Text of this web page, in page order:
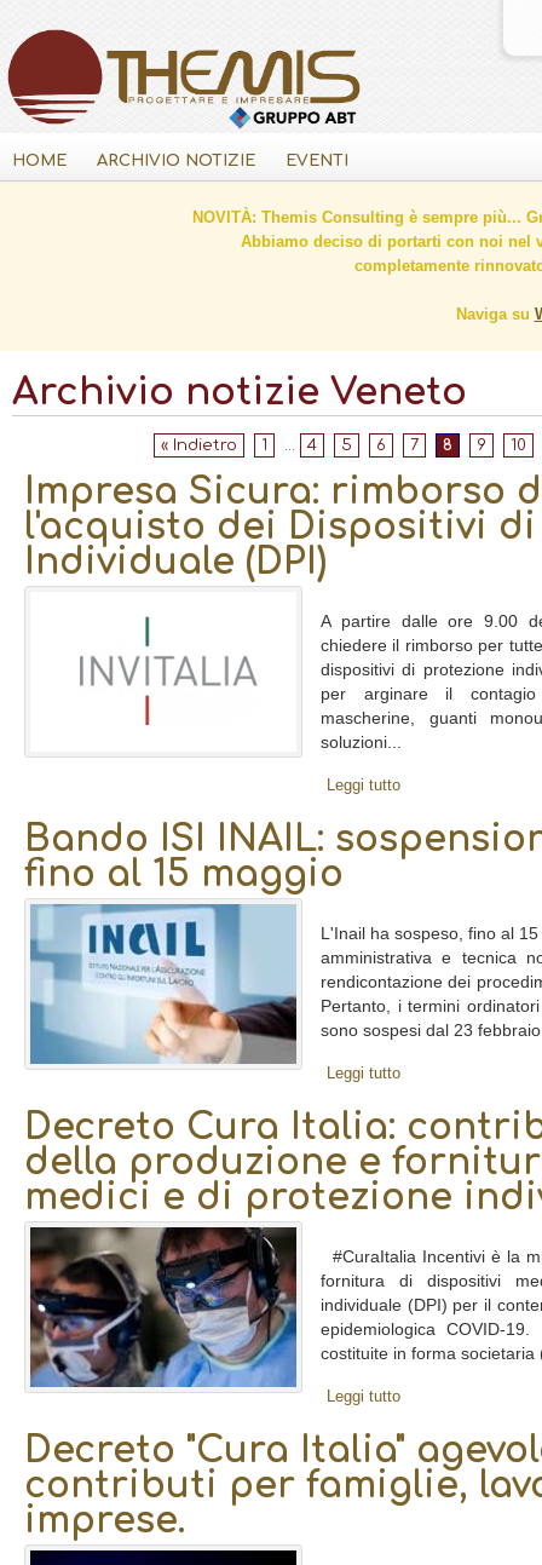
HOME ARCHIVIO NOTIZIE EVENTI
NOVITÀ: Themis Consulting è sempre più...
Abbiamo deciso di portarti con noi nel
completamente
Naviga su
Archivio notizie Veneto
« Indietro 1 ... 4 5 6 7 8 9 10
Impresa Sicura: rimborso
l'acquisto dei Dispositivi
Individuale (DPI)
A partire dalle ore 9.00
chiedere il rimborso per
dispositivi di protezione
per arginare il
mascherine, guanti
soluzioni...
Leggi tutto
Bando ISI INAIL:
fino al 15 maggio
L'Inail ha sospeso, fino al
amministrativa e tecnica
rendicontazione dei
Pertanto, i termini
sono sospesi dal 23
Leggi tutto
Decreto Cura Italia:
della produzione e
medici e di protezione
#CuraItalia Incentivi è la
fornitura di dispositivi
individuale (DPI) per il
epidemiologica COVID-
costituite in forma societaria
Leggi tutto
Decreto "Cura Italia"
contributi per famiglie,
imprese.